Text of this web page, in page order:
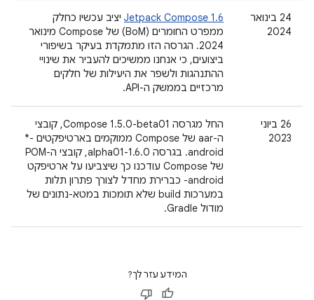
‫24 בינואר
2024
Jetpack Compose 1.6 יציב עכשיו כחלק
ממפרט החומרים (BoM) של Compose מינואר
2024. הגרסה הזו מתמקדת בעיקר בשיפורי
ביצועים, כי אנחנו ממשיכים להעביר את שינויי
ההתנהגות ולשפר את היעילות של חלקים
מרכזיים בממשק ה-API.
26 ביוני
2023
החל מגרסה Compose 1.5.0-beta01, קובצי
ה-aar של Compose ממוקמים בארטיפקטים ‎*-
android. בגרסה 1.6.0-alpha01, קובצי ה-POM
של Compose עודכנו כך שיצביעו על ארטיפקט
‎-android כברירת מחדל לצורך פתרון תלות
במערכות build שלא תומכות במטא-נתונים של
מודול Gradle.
המידע עזר לך?